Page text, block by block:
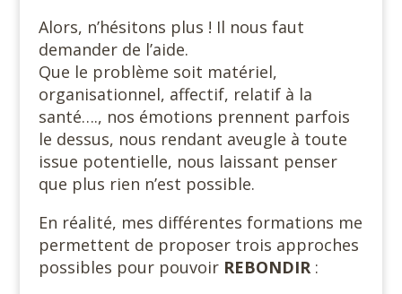
Alors, n’hésitons plus ! Il nous faut
demander de l’aide.
Que le problème soit matériel,
organisationnel, affectif, relatif à la
santé…., nos émotions prennent parfois
le dessus, nous rendant aveugle à toute
issue potentielle, nous laissant penser
que plus rien n’est possible.
En réalité, mes différentes formations me
permettent de proposer trois approches
possibles pour pouvoir REBONDIR: